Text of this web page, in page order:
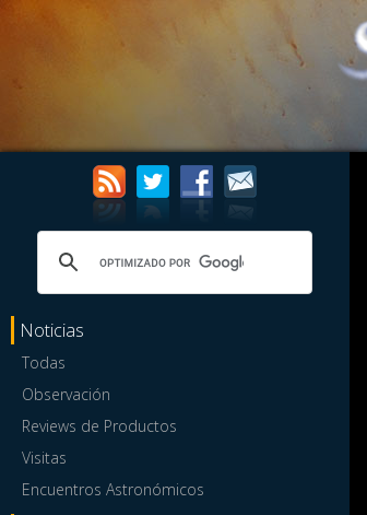
Noticias
Todas
Observación
Reviews de Productos
Visitas
Encuentros Astronómicos